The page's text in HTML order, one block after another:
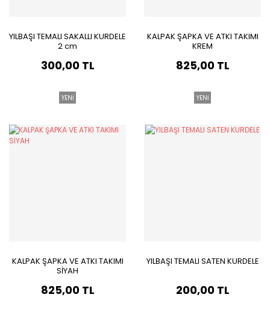
YILBAŞI TEMALI SAKALLI KURDELE
2 cm
300,00 TL
YENİ
KALPAK ŞAPKA VE ATKI TAKIMI
KREM
825,00 TL
YENİ
KALPAK ŞAPKA VE ATKI TAKIMI
SİYAH
825,00 TL
YILBAŞI TEMALI SATEN KURDELE
200,00 TL